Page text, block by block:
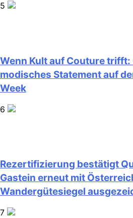
5
Wenn Kult auf Couture
modisches Statement auf
Week
6
Rezertifizierung bestätigt
Gastein erneut mit
Wandergütesiegel
7